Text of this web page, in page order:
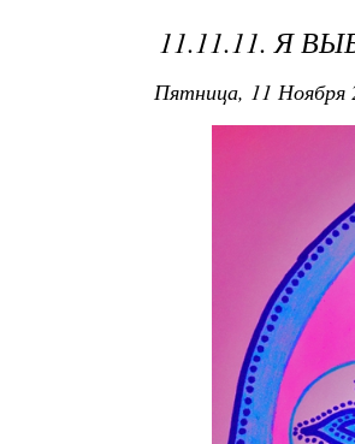
11.11.11. Я
Пятница, 11 Ноября